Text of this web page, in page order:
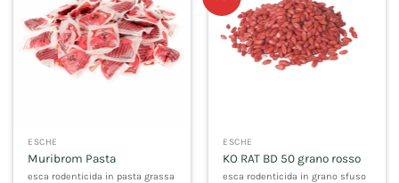
ESCHE
Muribrom Pasta
esca rodenticida in pasta grassa
ESCHE
KO RAT BD 50 grano rosso
esca rodenticida in grano sfuso